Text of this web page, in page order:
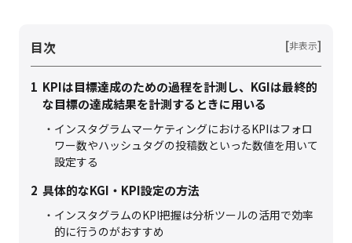
目次 [非表示]
1 KPIは目標達成のための過程を計測し、KGIは最終的
な目標の達成結果を計測するときに用いる
インスタグラムマーケティングにおけるKPIはフォロ
ワー数やハッシュタグの投稿数といった数値を用いて
設定する
2 具体的なKGI・KPI設定の方法
インスタグラムのKPI把握は分析ツールの活用で効率
的に行うのがおすすめ